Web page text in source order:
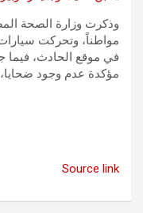
في موقع الحادث، فيما
مؤكدة عدم وجود ضحايا،
Source link